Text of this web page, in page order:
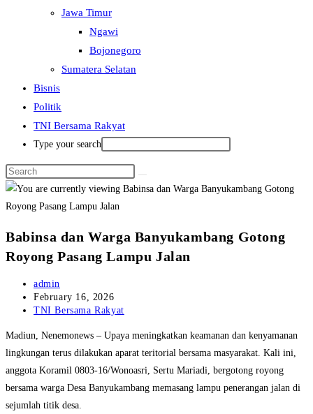
Jawa Timur
Ngawi
Bojonegoro
Sumatera Selatan
Bisnis
Politik
TNI Bersama Rakyat
Type your search
Babinsa dan Warga Banyukambang Gotong
Royong Pasang Lampu Jalan
Post
author:
admin
Post
published:
February 16, 2026
Post
TNI Bersama Rakyat
Madiun, Nenemonews – Upaya meningkatkan keamanan dan kenyamanan
lingkungan terus dilakukan aparat teritorial bersama masyarakat. Kali ini,
anggota Koramil 0803-16/Wonoasri, Sertu Mariadi, bergotong royong
bersama warga Desa Banyukambang memasang lampu penerangan jalan di
sejumlah titik desa.